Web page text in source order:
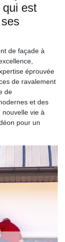
qui est
de façade à
éprouvée
de ravalement
de
et des
nouvelle vie à
pour un